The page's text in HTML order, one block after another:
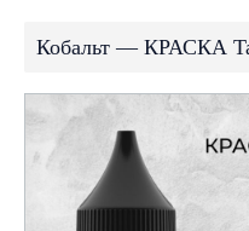
Кобальт — КРАСКА